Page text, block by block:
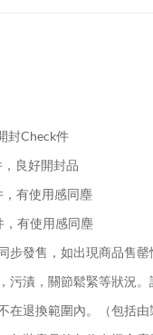
封Check件
良好開封品
有使用感同塵
，有使用感同塵
步發售，如出現商品售
污漬，關節鬆緊等狀況
在退換範圍內。（包括由